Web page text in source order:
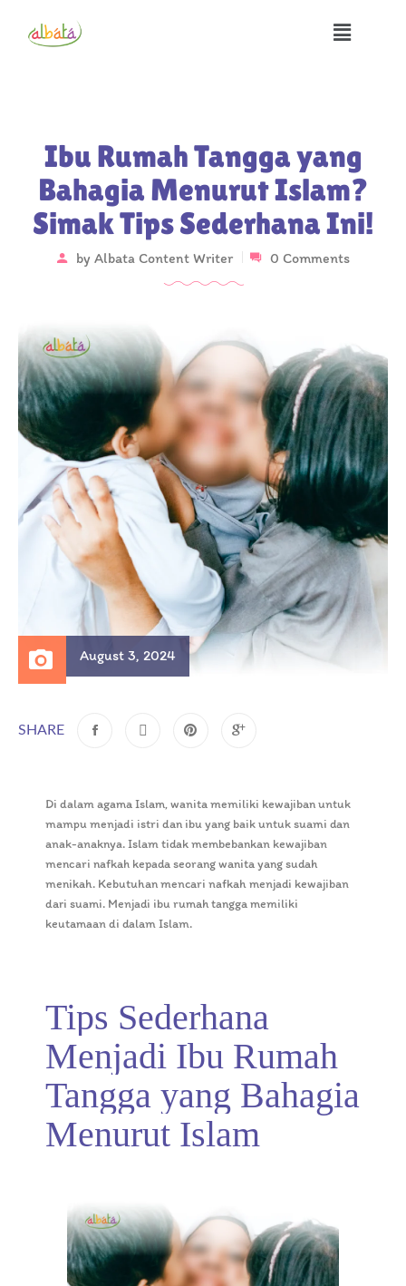
Ibu Rumah Tangga yang
Bahagia Menurut Islam?
Simak Tips Sederhana Ini!
by Albata Content Writer 0 Comments
August 3, 2024
SHARE
Di dalam agama Islam, wanita memiliki kewajiban untuk
mampu menjadi istri dan ibu yang baik untuk suami dan
anak-anaknya. Islam tidak membebankan kewajiban
mencari nafkah kepada seorang wanita yang sudah
menikah. Kebutuhan mencari nafkah menjadi kewajiban
dari suami. Menjadi ibu rumah tangga memiliki
keutamaan di dalam Islam.
Tips Sederhana
Menjadi Ibu Rumah
Tangga yang Bahagia
Menurut Islam